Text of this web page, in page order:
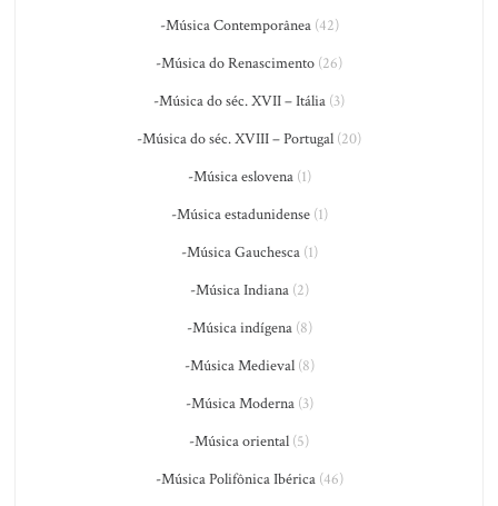
-Música Contemporânea(42)
-Música do Renascimento (26)
-Música do séc. XVII – Itália (3)
-Música do séc. XVIII – Portugal (20)
-Música eslovena(1)
-Música estadunidense(1)
-Música Gauchesca(1)
-Música Indiana(2)
-Música indígena(8)
-Música Medieval(8)
-Música Moderna(3)
-Música oriental (5)
-Música Polifônica Ibérica(46)